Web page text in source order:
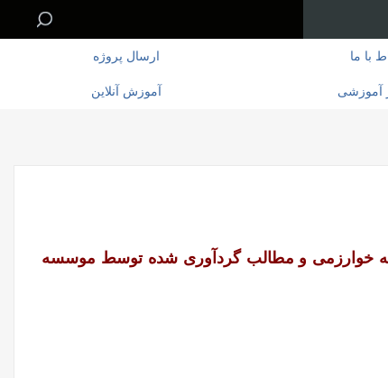
با ما ارسال پروژه
آموزشی آموزش آنلاین
خوارزمی و مطالب گردآوری شده توسط موسسه